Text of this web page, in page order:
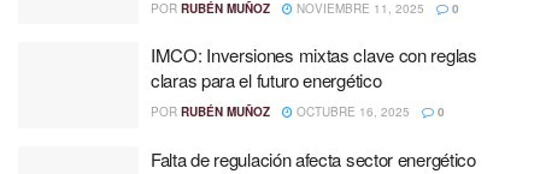
POR RUBÉN MUÑOZ NOVIEMBRE 11, 2025 0
IMCO: Inversiones mixtas clave con reglas
claras para el futuro energético
POR RUBÉN MUÑOZ OCTUBRE 16, 2025 0
Falta de regulación afecta sector energético